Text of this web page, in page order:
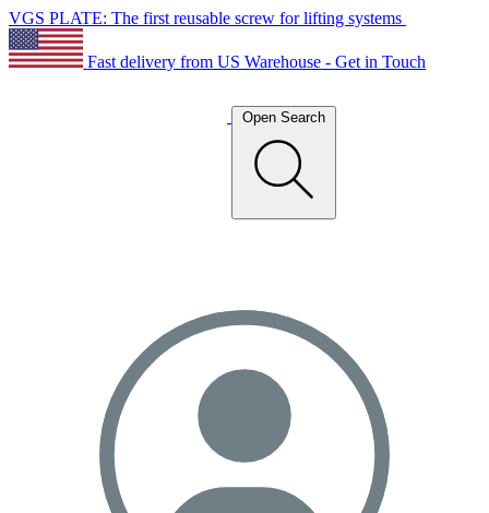
VGS PLATE: The first reusable screw for lifting systems
Fast delivery from US Warehouse - Get in Touch
Open Search